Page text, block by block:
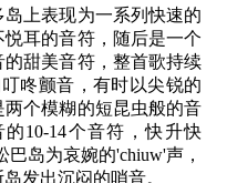
上表现为一系列快速的
耳的音符，随后是一个
的甜美音符，整首歌持续
咚颤音，有时以尖锐的
个模糊的短昆虫般的音
10-14个音符，快升快
岛为哀婉的'chiuw'声，
发出沉闷的哨音。